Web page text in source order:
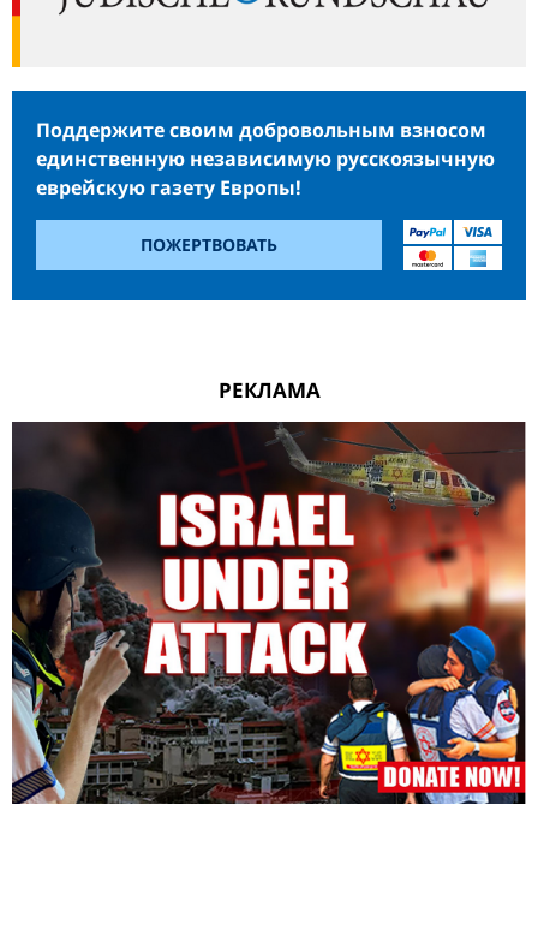
Поддержите своим добровольным взносом
единственную независимую русскоязычную
еврейскую газету Европы!
ПОЖЕРТВОВАТЬ
РЕКЛАМА